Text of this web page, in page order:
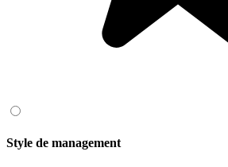
Style de management